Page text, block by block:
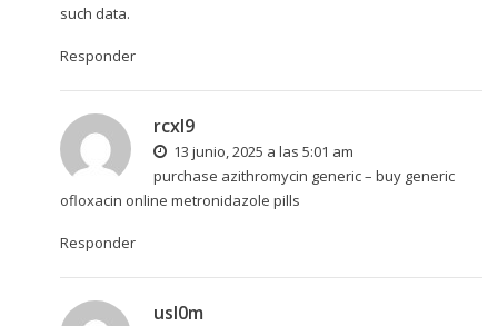
such data.
Responder
rcxl9
13 junio, 2025 a las 5:01 am
purchase azithromycin generic – buy generic
ofloxacin online metronidazole pills
Responder
usl0m